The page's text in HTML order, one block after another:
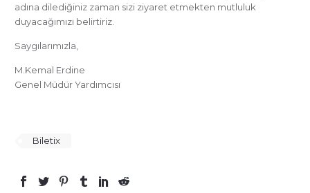
adına dilediğiniz zaman sizi ziyaret etmekten mutluluk
duyacağımızı belirtiriz.
Saygılarımızla,
M.Kemal Erdine
Genel Müdür Yardımcısı
Biletix